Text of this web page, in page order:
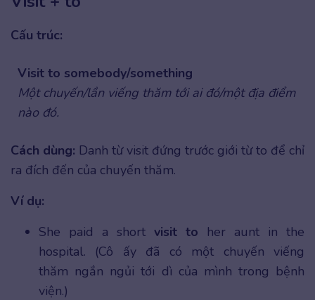
Cấu trúc:
Visit to somebody/something
Một chuyến/lần viếng thăm tới ai đó/một địa điểm
nào đó.
Cách dùng: Danh từ visit đứng trước giới từ to để chỉ
ra đích đến của chuyến thăm.
Ví dụ:
She paid a short visit to her aunt in the
hospital. (Cô ấy đã có một chuyến viếng
thăm ngắn ngủi tới dì của mình trong bệnh
viện.)